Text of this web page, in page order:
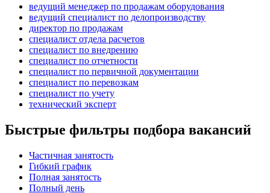
ведущий менеджер по продажам оборудования
ведущий специалист по делопроизводству
директор по продажам
специалист отдела расчетов
специалист по внедрению
специалист по отчетности
специалист по первичной документации
специалист по перевозкам
специалист по учету
технический эксперт
Быстрые фильтры подбора вакансий
Частичная занятость
Гибкий график
Полная занятость
Полный день